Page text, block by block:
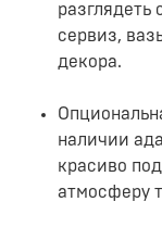
разглядеть
сервиз,
декора.
наличии
красиво
атмосферу